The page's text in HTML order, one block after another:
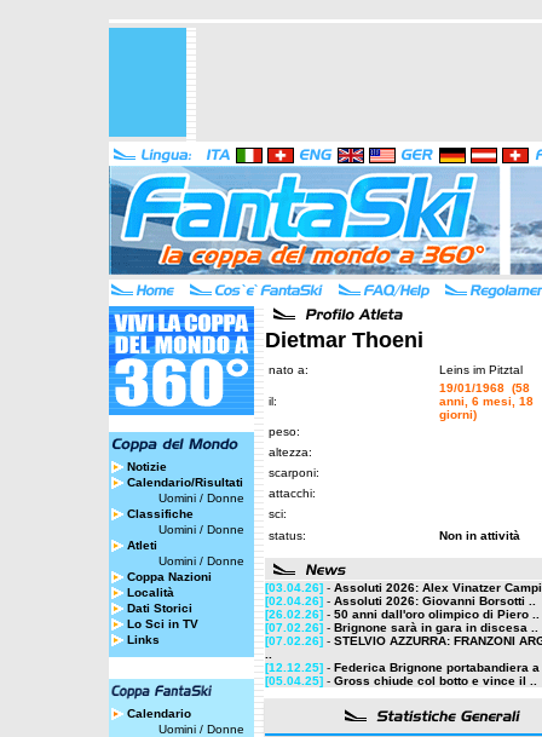
Notizie
Calendario/Risultati
Uomini / Donne
Classifiche
Uomini / Donne
Atleti
Uomini / Donne
Coppa Nazioni
Località
Dati Storici
Lo Sci in TV
Links
Calendario
Uomini / Donne
Dietmar Thoeni
nato a: Leins im Pitztal
il:
19/01/1968 (58
anni, 6 mesi, 18
giorni)
peso:
altezza:
scarponi:
attacchi:
sci:
status:
Non in attività
[03.04.26] - Assoluti 2026: Alex Vinatzer
[02.04.26] - Assoluti 2026: Giovanni Borsotti ..
[26.02.26] - 50 anni dall'oro olimpico di Piero ..
[07.02.26] - Brignone sarà in gara in discesa ..
[07.02.26] - STELVIO AZZURRA: FRANZONI
[12.12.25] - Federica Brignone portabandiera a
[05.04.25] - Gross chiude col botto e vince il ..